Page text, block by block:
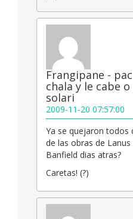
Frangipane -
chala y le cabe
solari
2009-11-20 07:57:00
Ya se quejaron todos
de las obras de
Banfield dias atras?
Caretas! (?)